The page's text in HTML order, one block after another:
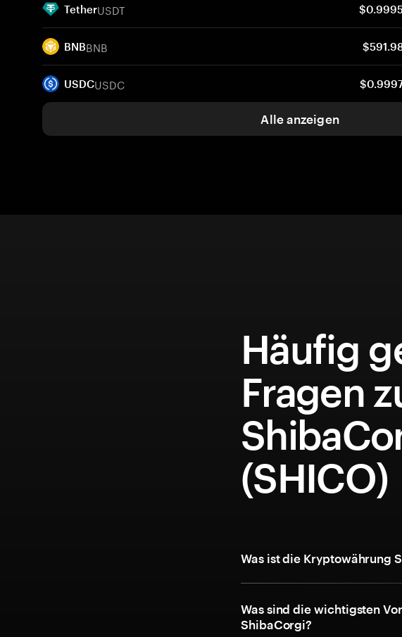
TetherUSDT
BNBBNB
USDCUSDC
Alle anzeigen
Häufig
Fragen
(SHICO)
Was ist die Kryptowährung
Was sind die wichtigsten
ShibaCorgi?